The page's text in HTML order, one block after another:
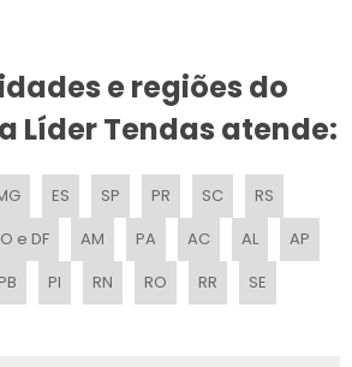
PERSONALIZADO
e regiões do
Líder Tendas atende:
ES SP PR SC
RS
e DF AM PA AC AL
AP
PB PI RN RO RR
SE